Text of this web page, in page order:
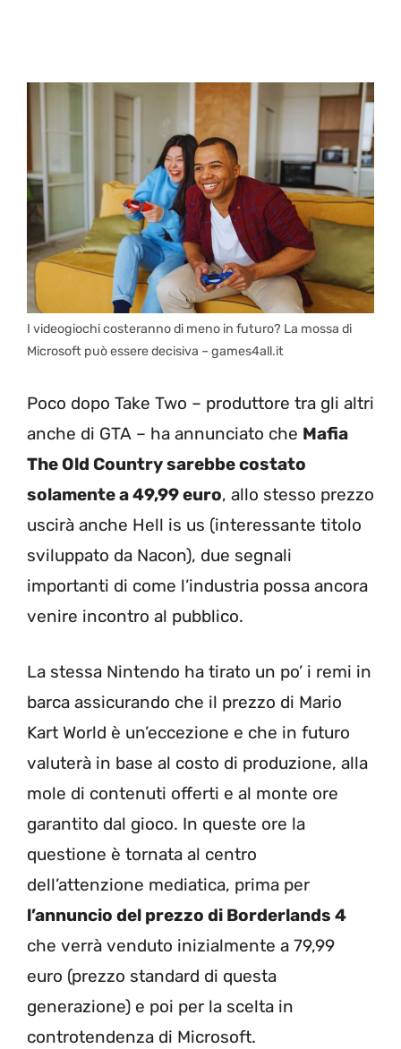
I videogiochi costeranno di meno in futuro? La mossa di
Microsoft può essere decisiva – games4all.it
Poco dopo Take Two – produttore tra gli altri
anche di GTA – ha annunciato che Mafia
The Old Country sarebbe costato
solamente a 49,99 euro, allo stesso prezzo
uscirà anche Hell is us (interessante titolo
sviluppato da Nacon), due segnali
importanti di come l’industria possa ancora
venire incontro al pubblico.
La stessa Nintendo ha tirato un po’ i remi in
barca assicurando che il prezzo di Mario
Kart World è un’eccezione e che in futuro
valuterà in base al costo di produzione, alla
mole di contenuti offerti e al monte ore
garantito dal gioco. In queste ore la
questione è tornata al centro
dell’attenzione mediatica, prima per
l’annuncio del prezzo di Borderlands 4
che verrà venduto inizialmente a 79,99
euro (prezzo standard di questa
generazione) e poi per la scelta in
controtendenza di Microsoft.